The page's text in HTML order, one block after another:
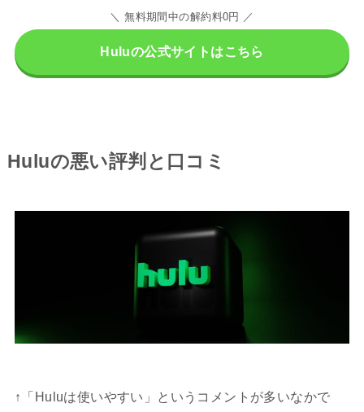
＼ 無料期間中の解約料0円 ／
Huluの公式サイトはこちら
Huluの悪い評判と口コミ
↑「Huluは使いやすい」というコメントが多いなかで